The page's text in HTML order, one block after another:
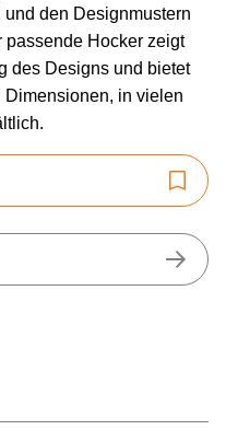
den Designmustern
passende Hocker zeigt
des Designs und bietet
Dimensionen, in vielen